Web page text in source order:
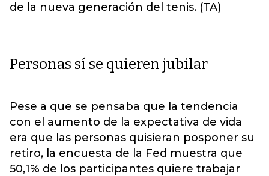
de la nueva generación del tenis. (TA)
Personas sí se quieren jubilar
Pese a que se pensaba que la tendencia
con el aumento de la expectativa de vida
era que las personas quisieran posponer su
retiro, la encuesta de la Fed muestra que
50,1% de los participantes quiere trabajar